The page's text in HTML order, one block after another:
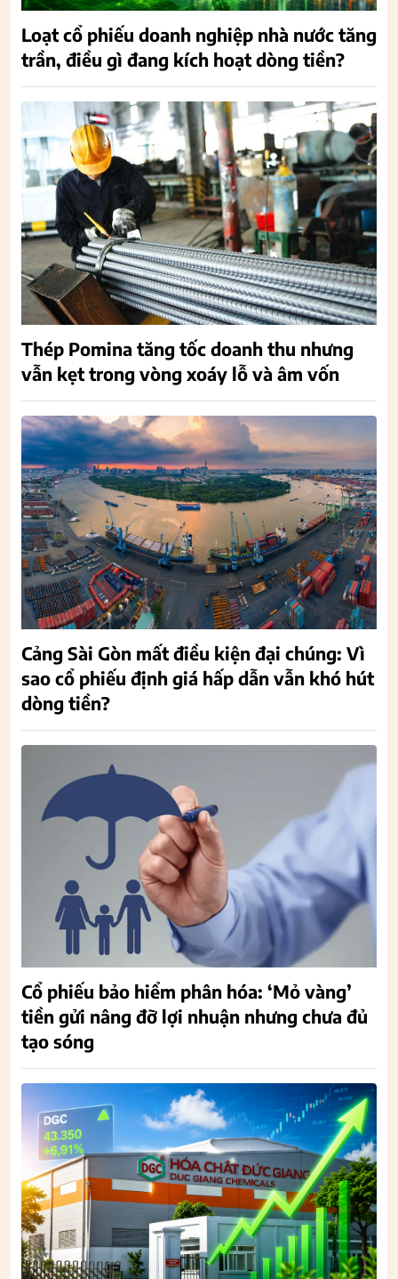
Loạt cổ phiếu doanh nghiệp nhà nước tăng
trần, điều gì đang kích hoạt dòng tiền?
Thép Pomina tăng tốc doanh thu nhưng
vẫn kẹt trong vòng xoáy lỗ và âm vốn
Cảng Sài Gòn mất điều kiện đại chúng: Vì
sao cổ phiếu định giá hấp dẫn vẫn khó hút
dòng tiền?
Cổ phiếu bảo hiểm phân hóa: ‘Mỏ vàng’
tiền gửi nâng đỡ lợi nhuận nhưng chưa đủ
tạo sóng